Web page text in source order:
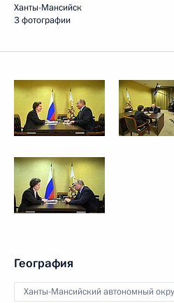
Ханты-Мансийск
3 фотографии
География
Ханты-Мансийский автономный